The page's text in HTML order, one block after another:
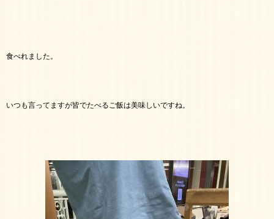
食べれました。
いつも言ってますが皆でたべるご飯は美味しいですね。